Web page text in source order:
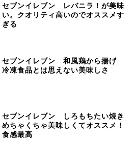
セブンイレブン レバニラ！が美味
い。クオリティ高いのでオススメす
ぎる
セブンイレブン 和風鶏から揚げ
冷凍食品とは思えない美味しさ
セブンイレブン しろもちたい焼き
めちゃくちゃ美味しくてオススメ！
食感最高